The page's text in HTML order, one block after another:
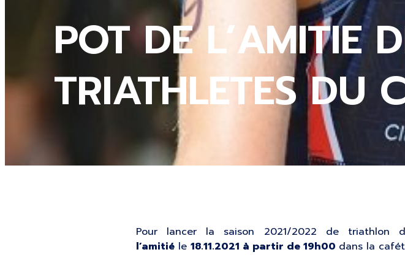
POT DE L’AMITIE
TRIATHLETES DU
Pour lancer la saison 2021/2022 de triathlon
l’amitié le 18.11.2021 à partir de 19h00 dans la